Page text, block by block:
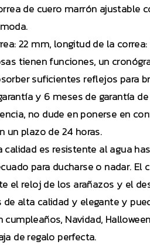
de cuero marrón ajustable
22 mm, longitud de la
tienen funciones, un
suficientes reflejos para
y 6 meses de garantía
no dude en ponerse en
un plazo de 24 horas.
es resistente al agua
para ducharse o nadar.
el reloj de los arañazos y el
alta calidad y elegante y
Navidad,
de regalo perfecta.